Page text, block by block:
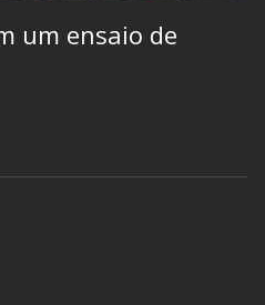
um ensaio de